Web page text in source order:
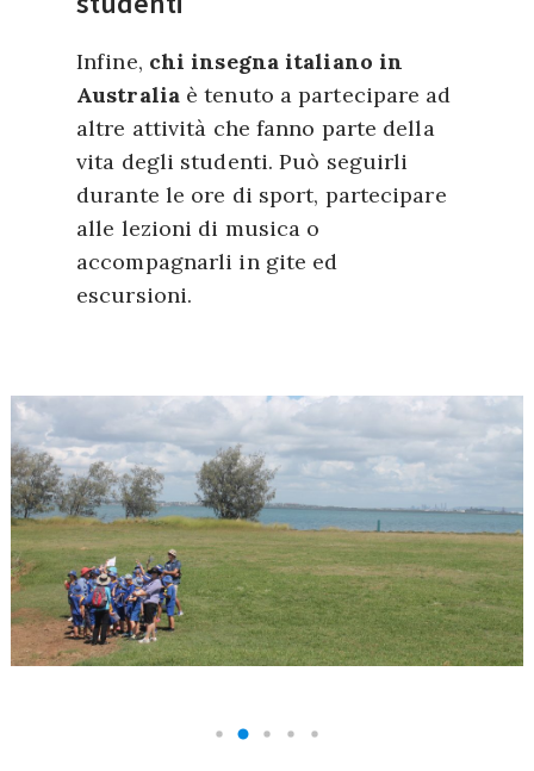
Infine, chi insegna italiano in
Australiaè tenuto a partecipare ad
altre attività che fanno parte della
vita degli studenti. Può seguirli
durante le ore di sport, partecipare
alle lezioni di musica o
accompagnarli in gite ed
escursioni.